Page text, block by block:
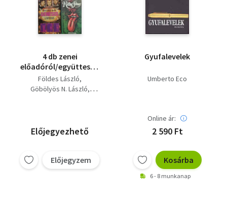
4 db zenei
előadóról/együttesről
szóló mű: Rolling
Stones könyv+
Földes László
Göbölyös N. László
Előjegyezhető
Előjegyzem
Gyufalevelek
Umberto Eco
Online ár:
2 590 Ft
Kosárba
6 - 8 munkanap